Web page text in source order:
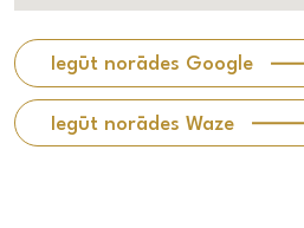
Iegūt norādes Google
Iegūt norādes Waze